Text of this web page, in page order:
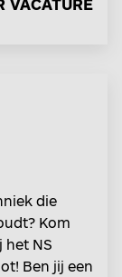
VACATURE
die
Kom
het NS
Ben jij een